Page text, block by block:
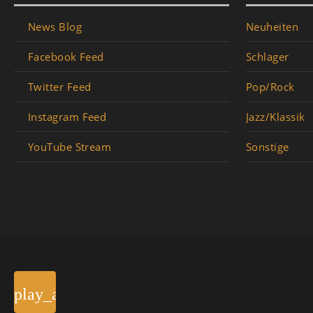
News Blog
Facebook Feed
Twitter Feed
Instagram Feed
YouTube Stream
Neuheiten
Schlager
Pop/Rock
Jazz/Klassik
Sonstige
play_arrow